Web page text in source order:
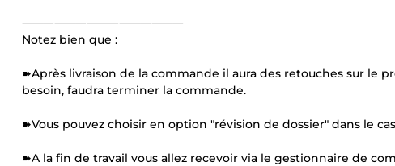
⸻⸻⸻⸻⸻
Notez bien que :
➽Après livraison de la commande il aura des retouches sur le
besoin, faudra terminer la commande.
➽Vous pouvez choisir en option "révision de dossier" dans le
➽A la fin de travail vous allez recevoir via le gestionnaire de